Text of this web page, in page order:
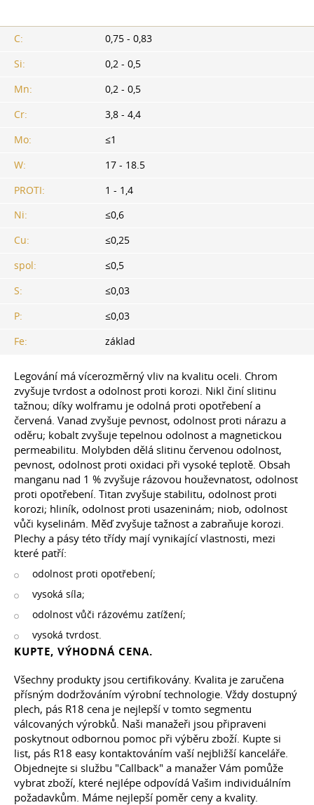
C:
0,75 - 0,83
Si:
0,2 - 0,5
Mn:
0,2 - 0,5
Cr:
3,8 - 4,4
Mo:
≤1
W:
17 - 18.5
PROTI:
1 - 1,4
Ni:
≤0,6
Cu:
≤0,25
spol:
≤0,5
S:
≤0,03
P:
≤0,03
Fe:
základ
Legování má vícerozměrný vliv na kvalitu oceli. Chrom
zvyšuje tvrdost a odolnost proti korozi. Nikl činí slitinu
tažnou; díky wolframu je odolná proti opotřebení a
červená. Vanad zvyšuje pevnost, odolnost proti nárazu a
oděru; kobalt zvyšuje tepelnou odolnost a magnetickou
permeabilitu. Molybden dělá slitinu červenou odolnost,
pevnost, odolnost proti oxidaci při vysoké teplotě. Obsah
manganu nad 1 % zvyšuje rázovou houževnatost, odolnost
proti opotřebení. Titan zvyšuje stabilitu, odolnost proti
korozi; hliník, odolnost proti usazeninám; niob, odolnost
vůči kyselinám. Měď zvyšuje tažnost a zabraňuje korozi.
Plechy a pásy této třídy mají vynikající vlastnosti, mezi
které patří:
odolnost proti opotřebení;
vysoká síla;
odolnost vůči rázovému zatížení;
vysoká tvrdost.
KUPTE, VÝHODNÁ CENA.
Všechny produkty jsou certifikovány. Kvalita je zaručena
přísným dodržováním výrobní technologie. Vždy dostupný
plech, pás R18 cena je nejlepší v tomto segmentu
válcovaných výrobků. Naši manažeři jsou připraveni
poskytnout odbornou pomoc při výběru zboží. Kupte si
list, pás R18 easy kontaktováním vaší nejbližší kanceláře.
Objednejte si službu "Callback" a manažer Vám pomůže
vybrat zboží, které nejlépe odpovídá Vašim individuálním
požadavkům. Máme nejlepší poměr ceny a kvality.